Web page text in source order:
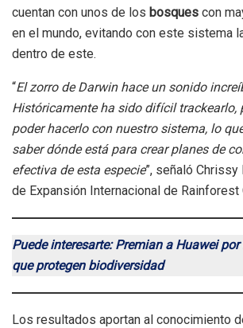
cuentan con unos de los bosques con
en el mundo, evitando con este sistema
dentro de este.
“El zorro de Darwin hace un sonido
Históricamente ha sido difícil trackearlo,
poder hacerlo con nuestro sistema, lo
saber dónde está para crear planes de
efectiva de esta especie”, señaló
de Expansión Internacional de Rainforest
Puede interesarte: Premian a Huawei
que protegen biodiversidad
Los resultados aportan al conocimiento